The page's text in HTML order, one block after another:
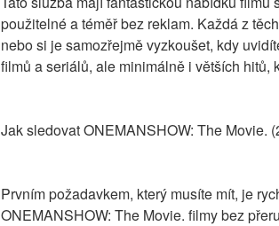
použitelné a téměř bez reklam. Každá z
nebo si je samozřejmě vyzkoušet, kdy
filmů a seriálů, ale minimálně i větších hitů,
Jak sledovat ONEMANSHOW: The Movie.
Prvním požadavkem, který musíte mít, je
ONEMANSHOW: The Movie. filmy bez